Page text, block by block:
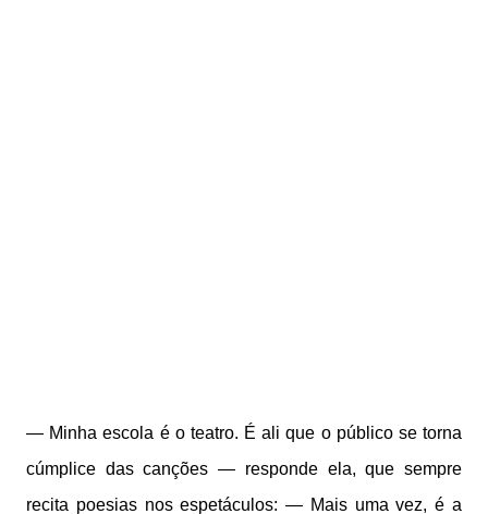
— Minha escola é o teatro. É ali que o público se torna
cúmplice das canções — responde ela, que sempre
recita poesias nos espetáculos: — Mais uma vez, é a